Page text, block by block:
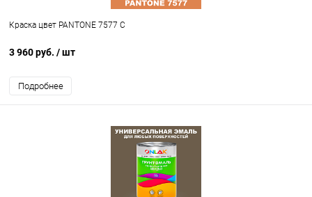
Краска цвет PANTONE 7577 C
3 960 руб. / шт
Подробнее